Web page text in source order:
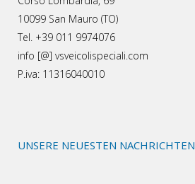
10099 San Mauro (TO)
Tel. +39 011 9974076
info [@] vsveicolispeciali.com
P.iva: 11316040010
UNSERE NEUESTEN NACHRICHTEN